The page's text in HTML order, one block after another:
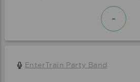
-
EnterTrain Party Band